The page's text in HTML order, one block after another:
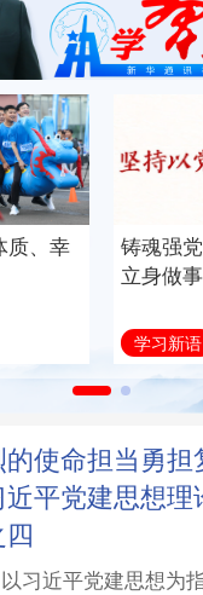
财经 网评
思客智库 全球连线
科创
书画
视频 图片
信息化
乡村振兴 银龄
旅游 能源
娱乐 时尚
质、幸
铸魂强
立身做事
学习新语
的使命担当勇担
平党建思想理
四
习近平党建思想为